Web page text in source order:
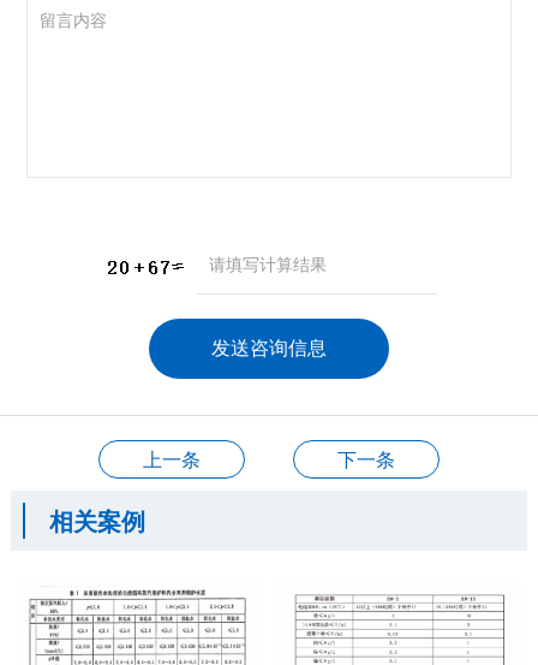
上一条 下一条
相关案例